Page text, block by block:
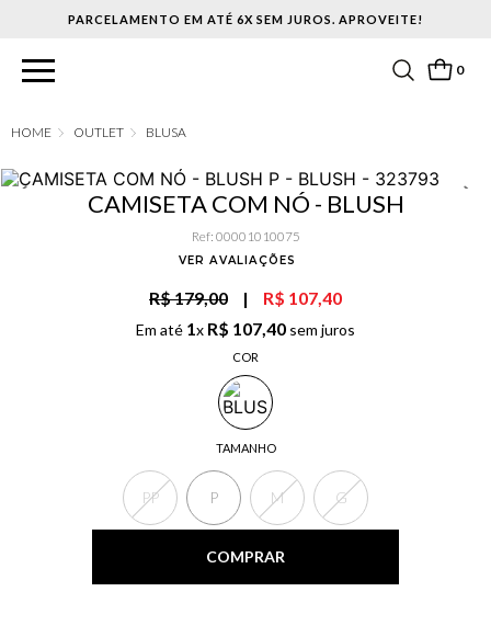
PARCELAMENTO EM ATÉ 6X SEM JUROS. APROVEITE!
0
OUTLET BLUSA
CAMISETA COM NÓ - BLUSH
Ref: 00001010075
VER AVALIAÇÕES
R$ 179,00 | R$ 107,40
Em até 1x R$ 107,40 sem juros
COR
TAMANHO
PP P M G
COMPRAR